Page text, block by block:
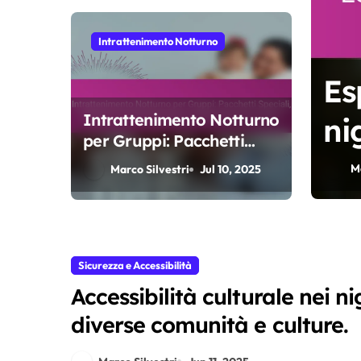
Intrattenimento Notturno
Intrattenimento Notturno
per Gruppi: Pacchetti
Speciali, Attività di Team
Building e Atmosfera
Conviviale
Marco Silvestri Jul 10, 2025
design dei
elementi
attuali
Sicurezza e Accessibilità
Accessibilità culturale nei
diverse comunità e culture.